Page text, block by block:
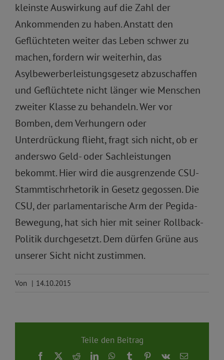
kleinste Auswirkung auf die Zahl der
Ankommenden zu haben. Anstatt den
Geflüchteten weiter das Leben schwer zu
machen, fordern wir weiterhin, das
Asylbewerberleistungsgesetz abzuschaffen
und Geflüchtete nicht länger wie Menschen
zweiter Klasse zu behandeln. Wer vor
Bomben, dem Verhungern oder
Unterdrückung flieht, fragt sich nicht, ob er
anderswo Geld- oder Sachleistungen
bekommt. Hier wird die ausgrenzende CSU-
Stammtischrhetorik in Gesetz gegossen. Die
CSU, der parlamentarische Arm der Pegida-
Bewegung, hat sich hier mit seiner Rollback-
Politik durchgesetzt. Dem dürfen Grüne aus
unserer Sicht nicht zustimmen.
Von | 14.10.2015
Teile den Beitrag
Facebook
X RedditLinkedInWhatsApp
TumblrPinterest
Vk
E-